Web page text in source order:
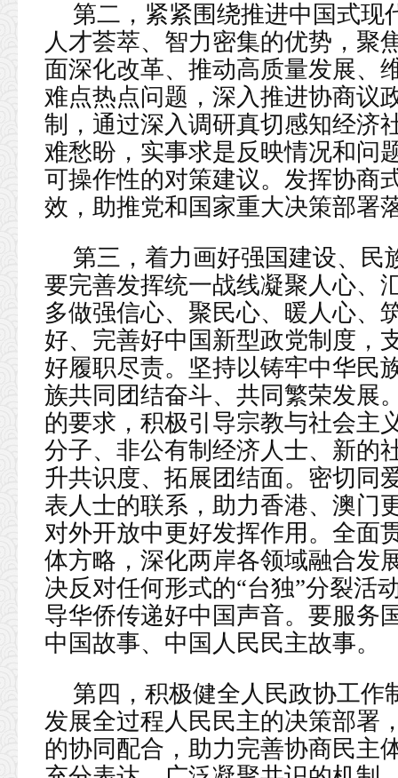
第二，紧紧围绕推进中国式现
人才荟萃、智力密集的优势，聚
面深化改革、推动高质量发展、
难点热点问题，深入推进协商议
制，通过深入调研真切感知经济
难愁盼，实事求是反映情况和问
可操作性的对策建议。发挥协商
效，助推党和国家重大决策部署
第三，着力画好强国建设、民
要完善发挥统一战线凝聚人心、
多做强信心、聚民心、暖人心、
好、完善好中国新型政党制度，
好履职尽责。坚持以铸牢中华民
族共同团结奋斗、共同繁荣发展
的要求，积极引导宗教与社会主
分子、非公有制经济人士、新的
升共识度、拓展团结面。密切同
表人士的联系，助力香港、澳门
对外开放中更好发挥作用。全面
体方略，深化两岸各领域融合发
决反对任何形式的“台独”分裂活
导华侨传递好中国声音。要服务
中国故事、中国人民民主故事。
第四，积极健全人民政协工作
发展全过程人民民主的决策部署
的协同配合，助力完善协商民主